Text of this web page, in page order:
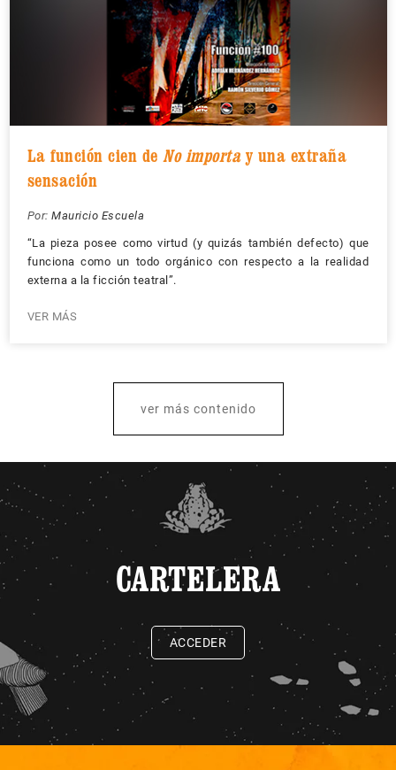
La función cien de No importay una extraña
sensación
Por: Mauricio Escuela
“La pieza posee como virtud (y quizás también defecto) que
funciona como un todo orgánico con respecto a la realidad
externa a la ficción teatral”.
VER MÁS
ver más contenido
CARTELERA
ACCEDER